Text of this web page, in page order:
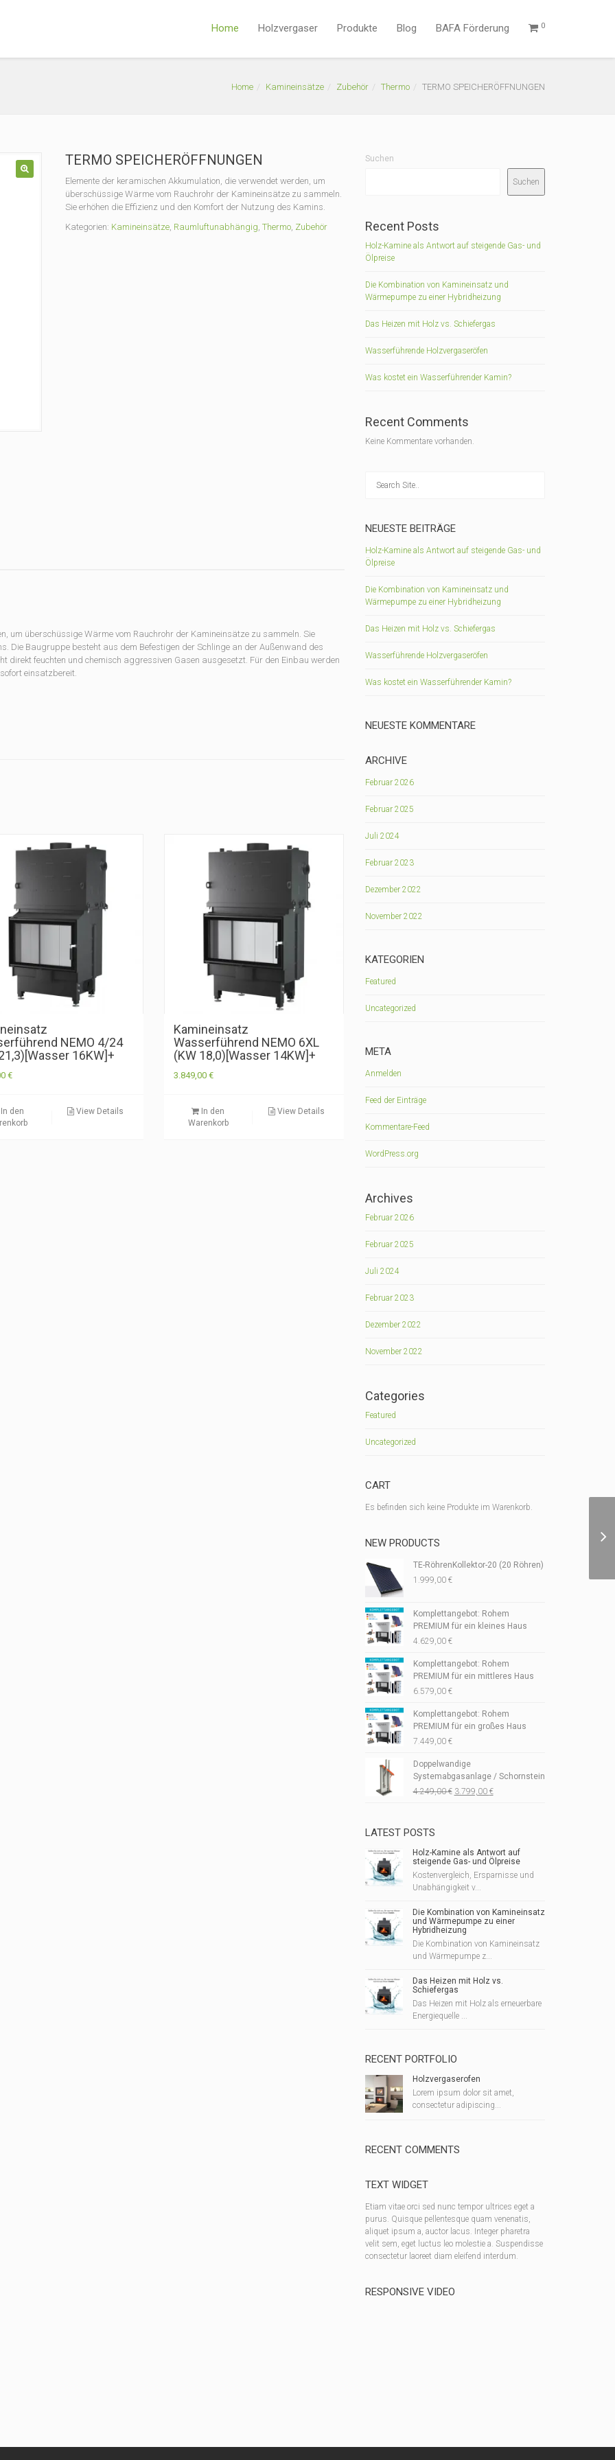
Home Holzvergaser Produkte Blog BAFA Förderung 0
Home Kamineinsätze Zubehör Thermo TERMO SPEICHERÖFFNUNGEN
TERMO SPEICHERÖFFNUNGEN
Elemente der keramischen Akkumulation, die verwendet werden, um
überschüssige Wärme vom Rauchrohr der Kamineinsätze zu sammeln.
Sie erhöhen die Effizienz und den Komfort der Nutzung des Kamins.
Kategorien: Kamineinsätze, Raumluftunabhängig, Thermo, Zubehör
um überschüssige Wärme vom Rauchrohr der Kamineinsätze zu sammeln. Sie
Die Baugruppe besteht aus dem Befestigen der Schlinge an der Außenwand des
direkt feuchten und chemisch aggressiven Gasen ausgesetzt. Für den Einbau werden
einsatzbereit.
NEMO 4/24
16KW]+
€
den
View Details
Kamineinsatz
Wasserführend NEMO 6XL
(KW 18,0)[Wasser 14KW]+
3.849,00 €
In den
Warenkorb
View Details
Suchen
Suchen
Recent Posts
Holz-Kamine als Antwort auf steigende Gas- und
Ölpreise
Die Kombination von Kamineinsatz und
Wärmepumpe zu einer Hybridheizung
Das Heizen mit Holz vs. Schiefergas
Wasserführende Holzvergaseröfen
Was kostet ein Wasserführender Kamin?
Recent Comments
Keine Kommentare vorhanden.
NEUESTE BEITRÄGE
Holz-Kamine als Antwort auf steigende Gas- und
Ölpreise
Die Kombination von Kamineinsatz und
Wärmepumpe zu einer Hybridheizung
Das Heizen mit Holz vs. Schiefergas
Wasserführende Holzvergaseröfen
Was kostet ein Wasserführender Kamin?
NEUESTE KOMMENTARE
ARCHIVE
Februar 2026
Februar 2025
Juli 2024
Februar 2023
Dezember 2022
November 2022
KATEGORIEN
Featured
Uncategorized
META
Anmelden
Feed der Einträge
Kommentare-Feed
WordPress.org
Archives
Februar 2026
Februar 2025
Juli 2024
Februar 2023
Dezember 2022
November 2022
Categories
Featured
Uncategorized
CART
Es befinden sich keine Produkte im Warenkorb.
NEW PRODUCTS
TE-RöhrenKollektor-20 (20 Röhren)
1.999,00 €
Komplettangebot: Rohem
PREMIUM für ein kleines Haus
4.629,00 €
Komplettangebot: Rohem
PREMIUM für ein mittleres Haus
6.579,00 €
Komplettangebot: Rohem
PREMIUM für ein großes Haus
7.449,00 €
Doppelwandige
Systemabgasanlage / Schornstein
4.249,00€ Ursprünglicher
3.799,00 €Aktueller
LATEST POSTS
Holz-Kamine als Antwort auf
steigende Gas- und Ölpreise
Kostenvergleich, Ersparnisse und
Unabhängigkeit v...
Die Kombination von Kamineinsatz
und Wärmepumpe zu einer
Hybridheizung
Die Kombination von Kamineinsatz
und Wärmepumpe z...
Das Heizen mit Holz vs.
Schiefergas
Das Heizen mit Holz als erneuerbare
Energiequelle ...
RECENT PORTFOLIO
Holzvergaserofen
Lorem ipsum dolor sit amet,
consectetur adipiscing...
RECENT COMMENTS
TEXT WIDGET
Etiam vitae orci sed nunc tempor ultrices eget a
purus. Quisque pellentesque quam venenatis,
aliquet ipsum a, auctor lacus. Integer pharetra
velit sem, eget luctus leo molestie a. Suspendisse
consectetur laoreet diam eleifend interdum.
RESPONSIVE VIDEO